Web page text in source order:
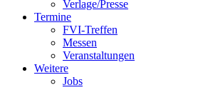
Verlage/Presse
Termine
FVI-Treffen
Messen
Veranstaltungen
Weitere
Jobs